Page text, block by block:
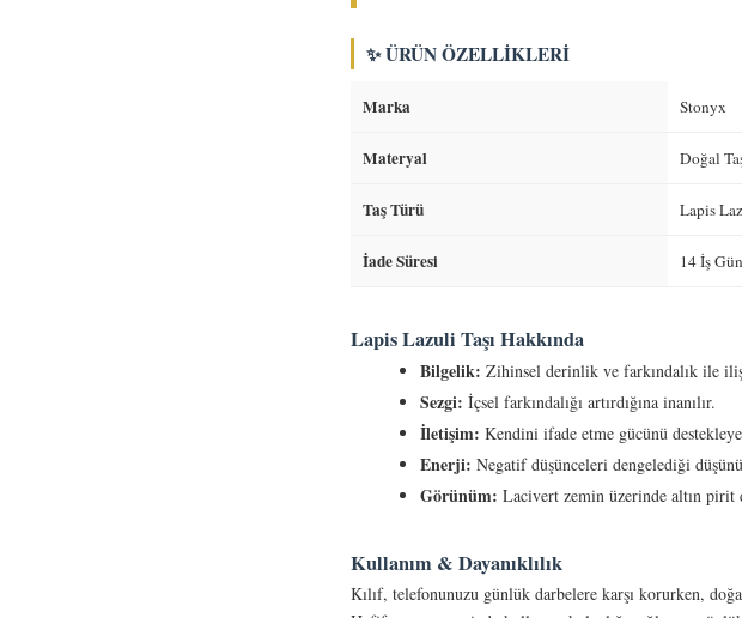
✨ ÜRÜN ÖZELLIKLERI
Marka Stonyx
Materyal Doğal
Taş Türü Lapis
İade Süresi 14 İş
Lapis Lazuli Taşı Hakkında
Bilgelik: Zihinsel derinlik ve farkındalık ile
Sezgi: İçsel farkındalığı artırdığına inanılır.
İletişim: Kendini ifade etme gücünü
Enerji: Negatif düşünceleri dengelediği
Görünüm: Lacivert zemin üzerinde altın pirit
Kullanım & Dayanıklılık
Kılıf, telefonunuzu günlük darbelere karşı korurken,